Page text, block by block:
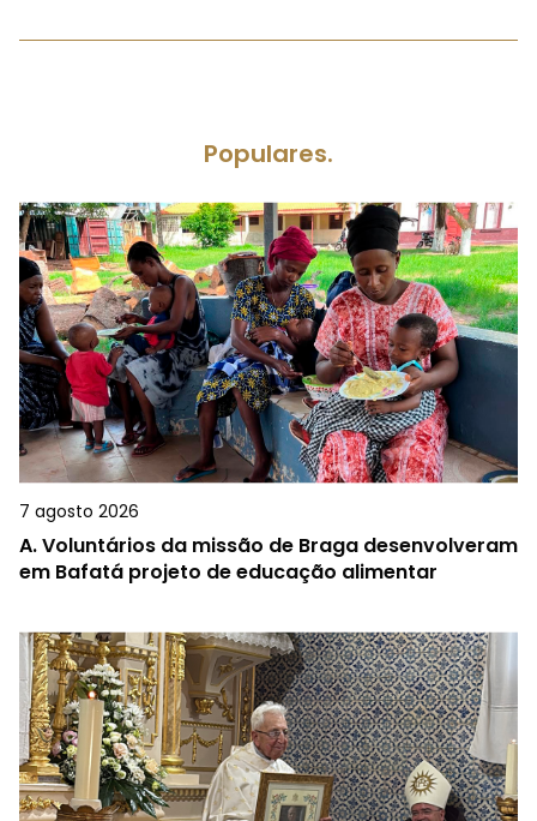
Populares.
7 agosto 2026
A.Voluntários da missão de Braga desenvolveram
em Bafatá projeto de educação alimentar